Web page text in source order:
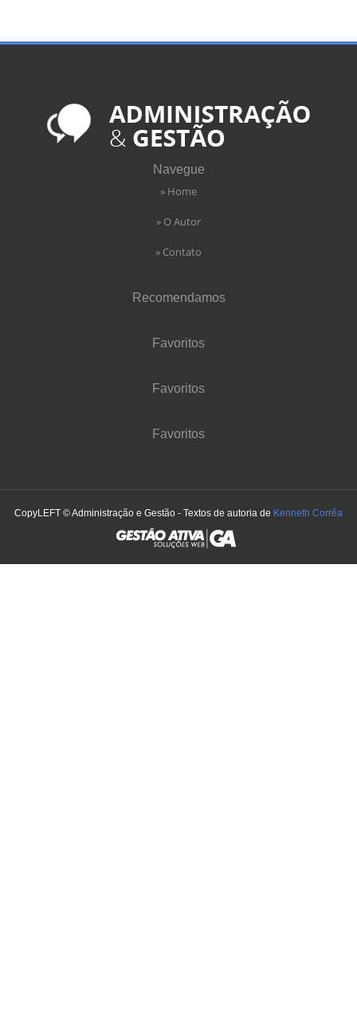
Navegue
» Home
» O Autor
» Contato
Recomendamos
Favoritos
Favoritos
Favoritos
CopyLEFT © Administração e Gestão - Textos de autoria de Kenneth Corrêa